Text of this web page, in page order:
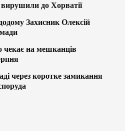
до Хорватії
Захисник Олексій
на мешканців
через коротке замикання